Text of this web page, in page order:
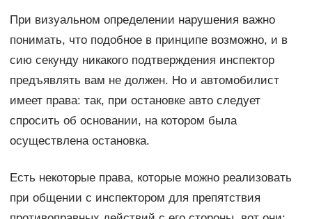
При визуальном определении нарушения важно
понимать, что подобное в принципе возможно, и в
сию секунду никакого подтверждения инспектор
предъявлять вам не должен. Но и автомобилист
имеет права: так, при остановке авто следует
спросить об основании, на котором была
осуществлена остановка.
Есть некоторые права, которые можно реализовать
при общении с инспектором для препятствия